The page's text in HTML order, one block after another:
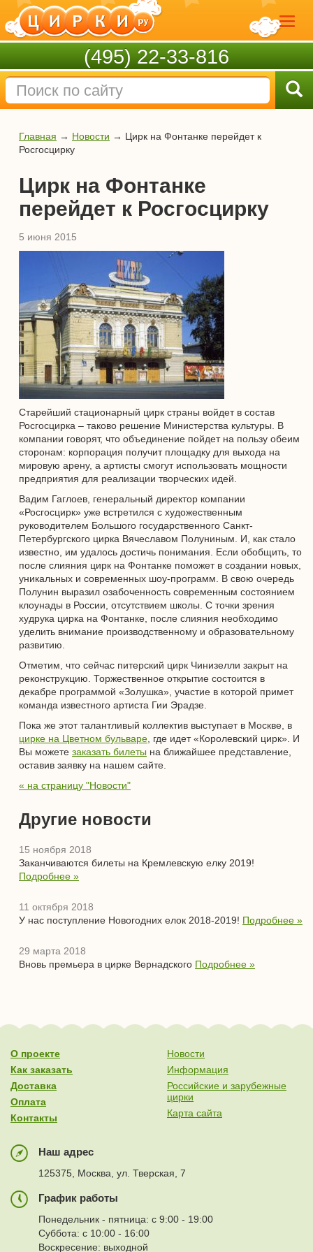
(495) 22-33-816
Главная → Новости → Цирк на Фонтанке перейдет к
Росгосцирку
Цирк на Фонтанке
перейдет к Росгосцирку
5 июня 2015
Старейший стационарный цирк страны войдет в состав
Росгосцирка – таково решение Министерства культуры. В
компании говорят, что объединение пойдет на пользу обеим
сторонам: корпорация получит площадку для выхода на
мировую арену, а артисты смогут использовать мощности
предприятия для реализации творческих идей.
Вадим Гаглоев, генеральный директор компании
«Росгосцирк» уже встретился с художественным
руководителем Большого государственного Санкт-
Петербургского цирка Вячеславом Полуниным. И, как стало
известно, им удалось достичь понимания. Если обобщить, то
после слияния цирк на Фонтанке поможет в создании новых,
уникальных и современных шоу-программ. В свою очередь
Полунин выразил озабоченность современным состоянием
клоунады в России, отсутствием школы. С точки зрения
худрука цирка на Фонтанке, после слияния необходимо
уделить внимание производственному и образовательному
развитию.
Отметим, что сейчас питерский цирк Чинизелли закрыт на
реконструкцию. Торжественное открытие состоится в
декабре программой «Золушка», участие в которой примет
команда известного артиста Гии Эрадзе.
Пока же этот талантливый коллектив выступает в Москве, в
цирке на Цветном бульваре , где идет «Королевский цирк». И
Вы можете заказать билеты на ближайшее представление,
оставив заявку на нашем сайте.
« на страницу "Новости"
Другие новости
15 ноября 2018
Заканчиваются билеты на Кремлевскую елку 2019!
Подробнее »
11 октября 2018
У нас поступление Новогодних елок 2018-2019! Подробнее »
29 марта 2018
Вновь премьера в цирке Вернадского Подробнее »
О проекте
Как заказать
Доставка
Оплата
Контакты
Новости
Информация
Российские и зарубежные
цирки
Карта сайта
Наш адрес
125375, Москва, ул. Тверская, 7
График работы
Понедельник - пятница: с 9:00 - 19:00
Суббота: с 10:00 - 16:00
Воскресение: выходной